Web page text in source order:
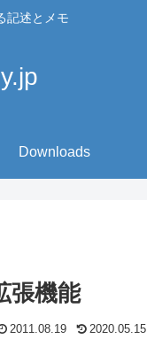
記述とメモ
Downloads
張機能
2011.08.19 2020.05.15